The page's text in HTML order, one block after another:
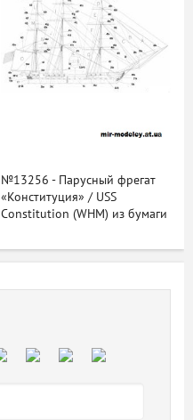
№13256 - Парусный фрегат
«Конституция» / USS
Constitution (WHM) из бумаги